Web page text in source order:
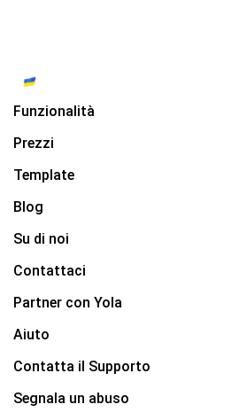
Funzionalità
Prezzi
Template
Blog
Su di noi
Contattaci
Partner con Yola
Aiuto
Contatta il Supporto
Segnala un abuso